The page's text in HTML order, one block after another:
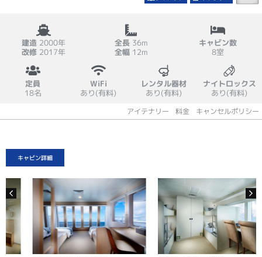
建造 2000年
改修 2017年
全長36m
全幅12m
キャビン数
8室
定員
18名
WiFi
あり(有料)
レンタル器材
あり(有料)
ナイトロックス
あり(有料)
アイテナリー 料金 キャンセルポリシー
キャビン詳細